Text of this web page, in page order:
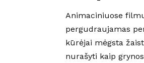
Animaciniuose
pergudraujamas
kūrėjai mėgsta
nurašyti kaip